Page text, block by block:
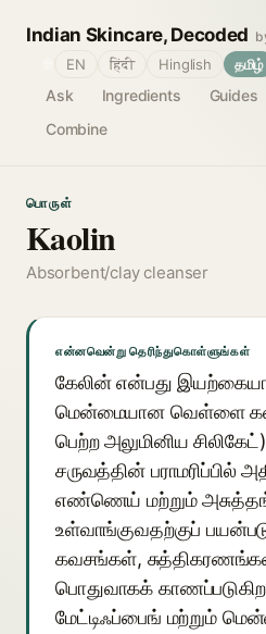
Indian Skincare, Decoded
Ask Ingredients Guides
Combine
EN हिंदी Hinglish தமிழ்
பொருள்
Kaolin
Absorbent/clay cleanser
என்னவென்று தெரிந்துகொள்ளுங்கள்
கேலின் என்பது
மென்மையான வெள்ளை
பெற்ற அலுமினிய
சருவத்தின் பராமரிப்பில்
எண்ணெய் மற்றும்
உள்வாங்குவதற்குப்
கவசங்கள்,
பொதுவாகக்
மேட்டிஃப்பைங் மற்றும்